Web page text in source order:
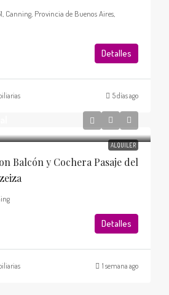
Canning, Provincia de Buenos Aires,
Detalles
5 días ago
ALQUILER
Balcón y Cochera Pasaje del
Detalles
1 semana ago